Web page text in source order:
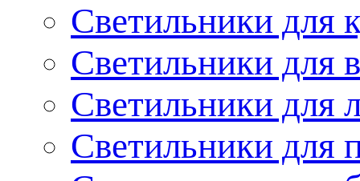
Светильники для
Светильники для
Светильники для
Светильники для